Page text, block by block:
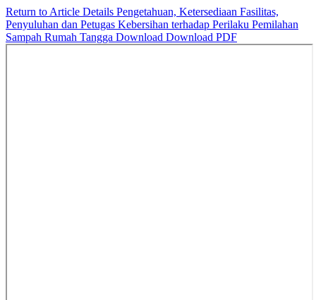
Return to Article Details Pengetahuan, Ketersediaan Fasilitas,
Penyuluhan dan Petugas Kebersihan terhadap Perilaku Pemilahan
Sampah Rumah Tangga Download Download PDF